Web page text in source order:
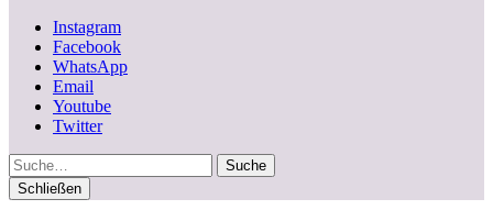
Instagram
Facebook
WhatsApp
Email
Youtube
Twitter
Suche
Schließen